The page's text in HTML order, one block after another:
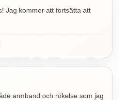
Jag kommer att fortsätta att
armband och rökelse som jag